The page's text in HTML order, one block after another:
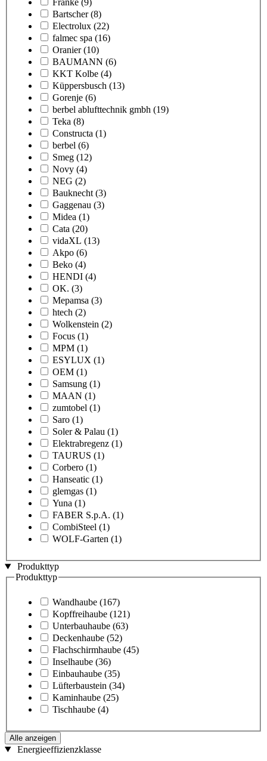
Franke (9)
Bartscher (8)
Electrolux (22)
falmec spa (16)
Oranier (10)
BAUMANN (6)
KKT Kolbe (4)
Küppersbusch (13)
Gorenje (6)
berbel ablufttechnik gmbh (19)
Teka (8)
Constructa (1)
berbel (6)
Smeg (12)
Novy (4)
NEG (2)
Bauknecht (3)
Gaggenau (3)
Midea (1)
Cata (20)
vidaXL (13)
Akpo (6)
Beko (4)
HENDI (4)
OK. (3)
Mepamsa (3)
htech (2)
Wolkenstein (2)
Focus (1)
MPM (1)
ESYLUX (1)
OEM (1)
Samsung (1)
MAAN (1)
zumtobel (1)
Saro (1)
Soler & Palau (1)
Elektrabregenz (1)
TAURUS (1)
Corbero (1)
Hanseatic (1)
glemgas (1)
Yuna (1)
FABER S.p.A. (1)
CombiSteel (1)
WOLF-Garten (1)
Produkttyp
Produkttyp
Wandhaube (167)
Kopffreihaube (121)
Unterbauhaube (63)
Deckenhaube (52)
Flachschirmhaube (45)
Inselhaube (36)
Einbauhaube (35)
Lüfterbaustein (34)
Kaminhaube (25)
Tischhaube (4)
Alle anzeigen
Energieeffizienzklasse